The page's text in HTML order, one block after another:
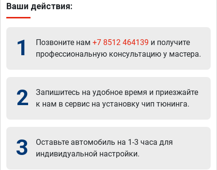
Ваши действия:
1 Позвоните нам +7 8512 464139 и получите
профессиональную консультацию у мастера.
2
Запишитесь на удобное время и приезжайте
к нам в сервис на установку чип тюнинга.
3
Оставьте автомобиль на 1-3 часа для
индивидуальной настройки.